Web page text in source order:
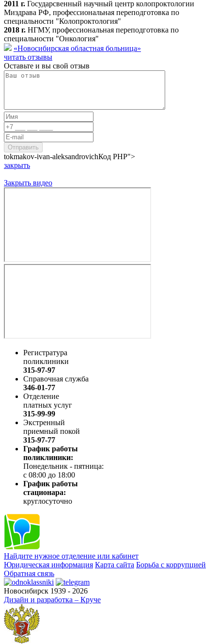
2011 г. Государсвенный научный центр колопроктологии
Миздрава РФ, профессиональная переподготовка по
специальности "Колопроктология"
2018 г. НГМУ, профессиональная переподготовка по
специальности "Онкология"
«Новосибирская областная больница»
читать отзывы
Оставьте и вы свой отзыв
tokmakov-ivan-aleksandrovichКод PHP">
закрыть
Закрыть видео
Регистратура
поликлиники
315-97-97
Справочная служба
346-01-77
Отделение
платных услуг
315-99-99
Экстренный
приемный покой
315-97-77
График работы
поликлиники:
Понедельник - пятница:
с 08:00 до 18:00
График работы
стационара:
круглосуточно
Найдите нужное отделение или кабинет
Юридическая информация Карта сайта Борьба с коррупцией
Обратная связь
Новосибирск 1939 - 2026
Дизайн и разработка – Круче